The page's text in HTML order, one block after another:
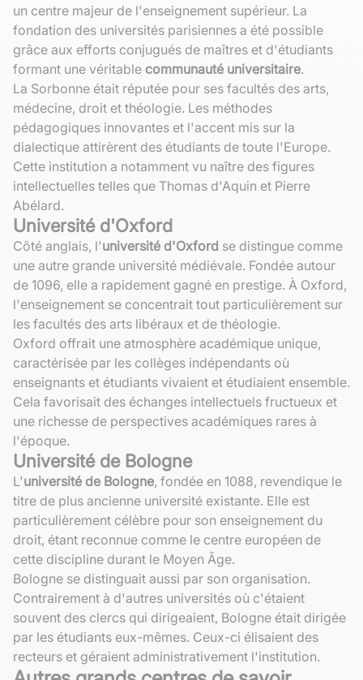
un centre majeur de l'enseignement supérieur. La
fondation des universités parisiennes a été possible
grâce aux efforts conjugués de maîtres et d'étudiants
formant une véritable communauté universitaire.
La Sorbonne était réputée pour ses facultés des arts,
médecine, droit et théologie. Les méthodes
pédagogiques innovantes et l'accent mis sur la
dialectique attirèrent des étudiants de toute l'Europe.
Cette institution a notamment vu naître des figures
intellectuelles telles que Thomas d'Aquin et Pierre
Abélard.
Université d'Oxford
Côté anglais, l'université d'Oxford se distingue comme
une autre grande université médiévale. Fondée autour
de 1096, elle a rapidement gagné en prestige. À Oxford,
l'enseignement se concentrait tout particulièrement sur
les facultés des arts libéraux et de théologie.
Oxford offrait une atmosphère académique unique,
caractérisée par les collèges indépendants où
enseignants et étudiants vivaient et étudiaient ensemble.
Cela favorisait des échanges intellectuels fructueux et
une richesse de perspectives académiques rares à
l'époque.
Université de Bologne
L'université de Bologne, fondée en 1088, revendique le
titre de plus ancienne université existante. Elle est
particulièrement célèbre pour son enseignement du
droit, étant reconnue comme le centre européen de
cette discipline durant le Moyen Âge.
Bologne se distinguait aussi par son organisation.
Contrairement à d'autres universités où c'étaient
souvent des clercs qui dirigeaient, Bologne était dirigée
par les étudiants eux-mêmes. Ceux-ci élisaient des
recteurs et géraient administrativement l'institution.